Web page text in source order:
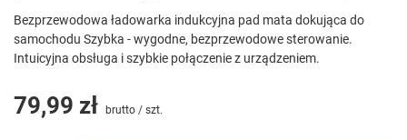
Bezprzewodowa ładowarka indukcyjna pad mata dokująca do
samochodu Szybka - wygodne, bezprzewodowe sterowanie.
Intuicyjna obsługa i szybkie połączenie z urządzeniem.
79,99 zł brutto / szt.